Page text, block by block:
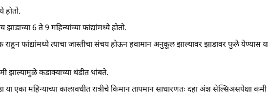
होतो.
6 ते 9 महिन्यांच्या फांद्यांमध्ये होतो.
राहून फांद्यांमध्ये त्याचा जास्तीचा संचय होऊन हवामान अनुकूल झाल्यावर झाडावर फुले येण्यास
झाल्यामुळे कडाक्याच्या थंडीत थांबते.
एका महिन्याच्या कालावधीत रात्रीचे किमान तापमान साधारणतः दहा अंश सेल्सिअसपेक्षा कमी